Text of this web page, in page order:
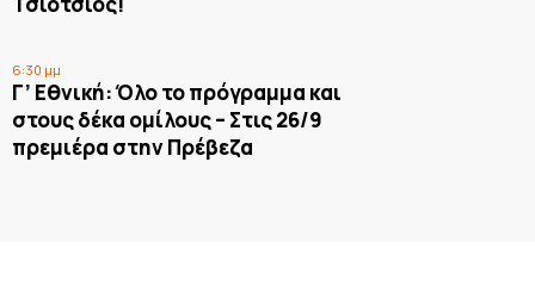
6:30 μμ
Γ’ Εθνική: Όλο το πρόγραμμα και
στους δέκα ομίλους – Στις 26/9
πρεμιέρα στην Πρέβεζα